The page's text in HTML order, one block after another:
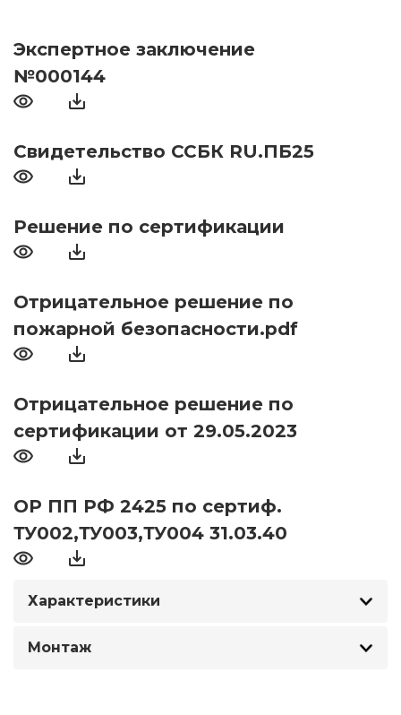
Экспертное заключение
№000144
Свидетельство ССБК RU.ПБ25
Решение по сертификации
Отрицательное решение по
пожарной безопасности.pdf
Отрицательное решение по
сертификации от 29.05.2023
ОР ПП РФ 2425 по сертиф.
ТУ002,ТУ003,ТУ004 31.03.40
Характеристики
Монтаж